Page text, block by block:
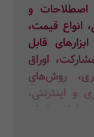
اصطلاحات و
انواع قیمت،
قابل
اوراق
روش‌های
اینترنتی،
اوراق
مرتبط با